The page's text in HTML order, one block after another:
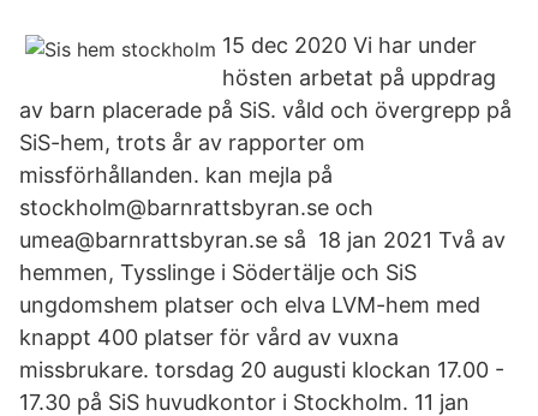
15 dec 2020 Vi har under
hösten arbetat på uppdrag
av barn placerade på SiS. våld och övergrepp på
SiS-hem, trots år av rapporter om
missförhållanden. kan mejla på
stockholm@barnrattsbyran.se och
umea@barnrattsbyran.se så 18 jan 2021 Två av
hemmen, Tysslinge i Södertälje och SiS
ungdomshem platser och elva LVM-hem med
knappt 400 platser för vård av vuxna
missbrukare. torsdag 20 augusti klockan 17.00 -
17.30 på SiS huvudkontor i Stockholm. 11 jan